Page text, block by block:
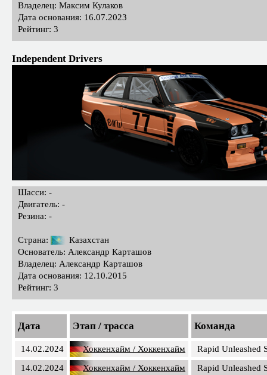
Владелец: Максим Кулаков
Дата основания: 16.07.2023
Рейтинг: 3
Independent Drivers
Шасси: -
Двигатель: -
Резина: -
Страна:
Казахстан
Основатель: Александр Карташов
Владелец: Александр Карташов
Дата основания: 12.10.2015
Рейтинг: 3
Дата Этап / трасса Команда
14.02.2024 Хоккенхайм / Хоккенхайм
Rapid Unleashed
14.02.2024
Хоккенхайм / Хоккенхайм
Rapid Unleashed